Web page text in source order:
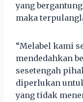
yang
maka
“Melabel kami
mendedahkan
sesetengah
diperlukan
yang tidak